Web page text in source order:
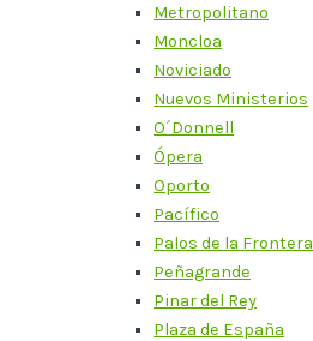
Metropolitano
Moncloa
Noviciado
Nuevos Ministerios
O´Donnell
Ópera
Oporto
Pacífico
Palos de la Frontera
Peñagrande
Pinar del Rey
Plaza de España